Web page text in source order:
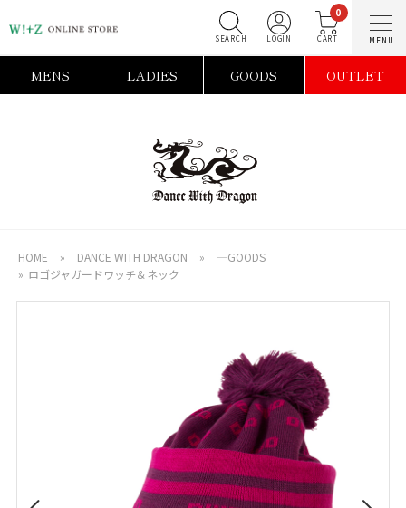
0
MENS LADIES GOODS OUTLET
HOME » DANCE WITH DRAGON »
―GOODS
» ロゴジャガードワッチ＆ネック